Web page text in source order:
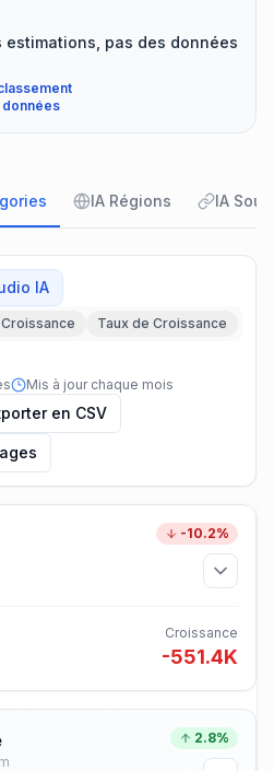
pas des données
données
IA Régions IA
IA
Croissance Taux de Croissance
Mis à jour chaque mois
en CSV
-10.2%
Croissance
-551.4K
2.8%